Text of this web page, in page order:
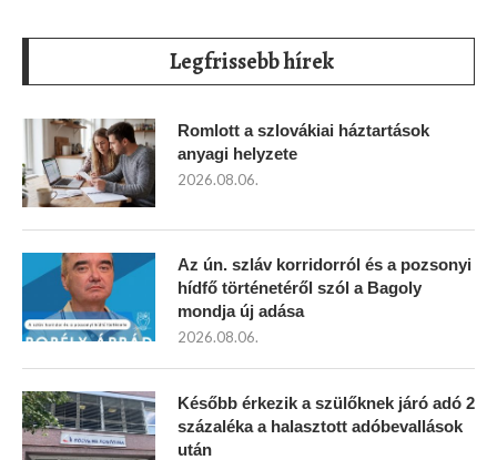
Legfrissebb hírek
Romlott a szlovákiai háztartások
anyagi helyzete
2026.08.06.
Az ún. szláv korridorról és a pozsonyi
hídfő történetéről szól a Bagoly
mondja új adása
2026.08.06.
Később érkezik a szülőknek járó adó 2
százaléka a halasztott adóbevallások
után